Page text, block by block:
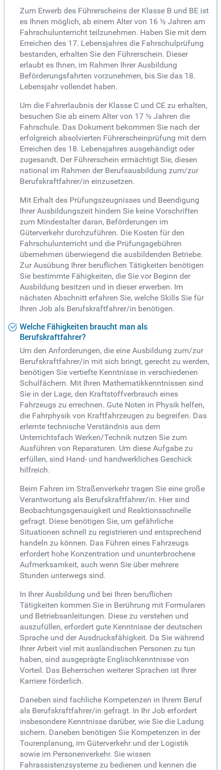
Zum Erwerb des Führerscheins der Klasse B und BE ist
es Ihnen möglich, ab einem Alter von 16 ½ Jahren am
Fahrschulunterricht teilzunehmen. Haben Sie mit dem
Erreichen des 17. Lebensjahres die Fahrschulprüfung
bestanden, erhalten Sie den Führerschein. Dieser
erlaubt es Ihnen, im Rahmen Ihrer Ausbildung
Beförderungsfahrten vorzunehmen, bis Sie das 18.
Lebensjahr vollendet haben.
Um die Fahrerlaubnis der Klasse C und CE zu erhalten,
besuchen Sie ab einem Alter von 17 ½ Jahren die
Fahrschule. Das Dokument bekommen Sie nach der
erfolgreich absolvierten Führerscheinprüfung mit dem
Erreichen des 18. Lebensjahres ausgehändigt oder
zugesandt. Der Führerschein ermächtigt Sie, diesen
national im Rahmen der Berufsausbildung zum/zur
Berufskraftfahrer/in einzusetzen.
Mit Erhalt des Prüfungszeugnisses und Beendigung
Ihrer Ausbildungszeit hindern Sie keine Vorschriften
zum Mindestalter daran, Beförderungen im
Güterverkehr durchzuführen. Die Kosten für den
Fahrschulunterricht und die Prüfungsgebühren
übernehmen überwiegend die ausbildenden Betriebe.
Zur Ausübung Ihrer beruflichen Tätigkeiten benötigen
Sie bestimmte Fähigkeiten, die Sie vor Beginn der
Ausbildung besitzen und in dieser erwerben. Im
nächsten Abschnitt erfahren Sie, welche Skills Sie für
Ihren Job als Berufskraftfahrer/in benötigen.
Welche Fähigkeiten braucht man als
Berufskraftfahrer?
Um den Anforderungen, die eine Ausbildung zum/zur
Berufskraftfahrer/in mit sich bringt, gerecht zu werden,
benötigen Sie vertiefte Kenntnisse in verschiedenen
Schulfächern. Mit Ihren Mathematikkenntnissen sind
Sie in der Lage, den Kraftstoffverbrauch eines
Fahrzeugs zu errechnen. Gute Noten in Physik helfen,
die Fahrphysik von Kraftfahrzeugen zu begreifen. Das
erlernte technische Verständnis aus dem
Unterrichtsfach Werken/Technik nutzen Sie zum
Ausführen von Reparaturen. Um diese Aufgabe zu
erfüllen, sind Hand- und handwerkliches Geschick
hilfreich.
Beim Fahren im Straßenverkehr tragen Sie eine große
Verantwortung als Berufskraftfahrer/in. Hier sind
Beobachtungsgenauigkeit und Reaktionsschnelle
gefragt. Diese benötigen Sie, um gefährliche
Situationen schnell zu registrieren und entsprechend
handeln zu können. Das Führen eines Fahrzeugs
erfordert hohe Konzentration und ununterbrochene
Aufmerksamkeit, auch wenn Sie über mehrere
Stunden unterwegs sind.
In Ihrer Ausbildung und bei Ihren beruflichen
Tätigkeiten kommen Sie in Berührung mit Formularen
und Betriebsanleitungen. Diese zu verstehen und
auszufüllen, erfordert gute Kenntnisse der deutschen
Sprache und der Ausdrucksfähigkeit. Da Sie während
Ihrer Arbeit viel mit ausländischen Personen zu tun
haben, sind ausgeprägte Englischkenntnisse von
Vorteil. Das Beherrschen weiterer Sprachen ist Ihrer
Karriere förderlich.
Daneben sind fachliche Kompetenzen in Ihrem Beruf
als Berufskraftfahrer/in gefragt. In Ihr Job erfordert
insbesondere Kenntnisse darüber, wie Sie die Ladung
sichern. Daneben benötigen Sie Kompetenzen in der
Tourenplanung, im Güterverkehr und der Logistik
sowie im Personenverkehr. Sie wissen
Fahrassistenzsysteme zu bedienen und kennen die